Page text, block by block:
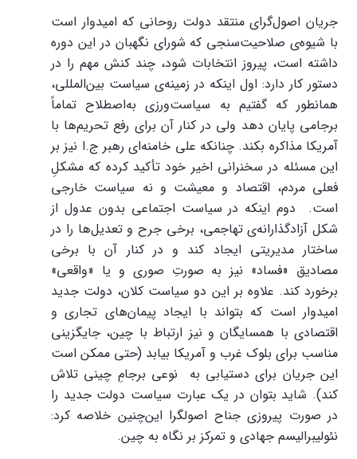
جریان اصول‌گرای منتقد دولت روحانی که امیدوار است
با شیوه‌ی صلاحیت‌سنجی که شورای نگهبان در این دوره
داشته است، پیروز انتخابات شود، چند کنش مهم را در
دستور کار دارد: اول اینکه در زمینه‌ی سیاست بین‌المللی،
همانطور که گفتیم به سیاست‌ورزی به‌اصطلاح تماماً
برجامی پایان دهد ولی در کنار آن برای رفع تحریم‌ها با
آمریکا مذاکره بکند. چنانکه علی خامنه‌ای رهبر ج.ا نیز بر
این مسئله در سخنرانی اخیر خود تأکید کرده که مشکلِ
فعلی مردم، اقتصاد و معیشت و نه سیاست خارجی
است. دوم اینکه در سیاست اجتماعی بدون عدول از
شکل آزادگذارانه‌ی تهاجمی، برخی جرح و تعدیل‌ها را در
ساختار مدیریتی ایجاد کند و در کنار آن با برخی
مصادیق «فساد» نیز به صورتِ صوری و یا «واقعی»
برخورد کند. علاوه بر این دو سیاست کلان، دولت جدید
امیدوار است که بتواند با ایجاد پیمان‌های تجاری و
اقتصادی با همسایگان و نیز ارتباط با چین، جایگزینی
مناسب برای بلوک غرب و آمریکا بیابد (حتی ممکن است
این جریان برای دستیابی به نوعی برجامِ چینی تلاش
کند). شاید بتوان در یک عبارت سیاست دولت جدید را
در صورت پیروزی جناح اصولگرا این‌چنین خلاصه کرد:
نئولیبرالیسم جهادی و تمرکز بر نگاه به چین.